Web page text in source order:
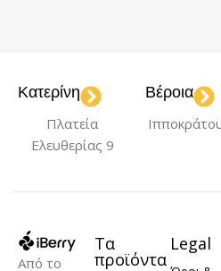
iPhone 13 Pro Max
Κατερίνη
Πλατεία
Ελευθερίας 9
Βέροια
Από το
Τα
προϊόντα
Legal